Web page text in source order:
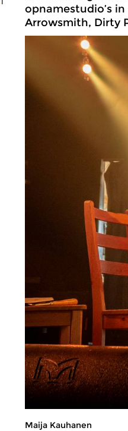
opnamestudio’s
Arrowsmith, Dirty
Maija Kauhanen